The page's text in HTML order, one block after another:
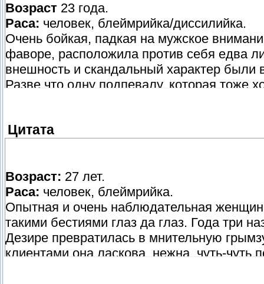
Возраст 23 года.
Раса: человек, блеймрийка/диссилийка.
Очень бойкая, падкая на мужское
фаворе, расположила против себя едва
внешность и скандальный характер были
Разве что одну подпевалу, которая тоже
Цитата
Возраст: 27 лет.
Раса: человек, блеймрийка.
Опытная и очень наблюдательная
такими бестиями глаз да глаз. Года три
Дезире превратилась в мнительную
клиентами она ласкова, нежна, чуть-